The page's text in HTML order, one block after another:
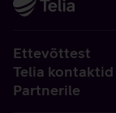
Ettevõttest
Telia kontaktid
Partnerile